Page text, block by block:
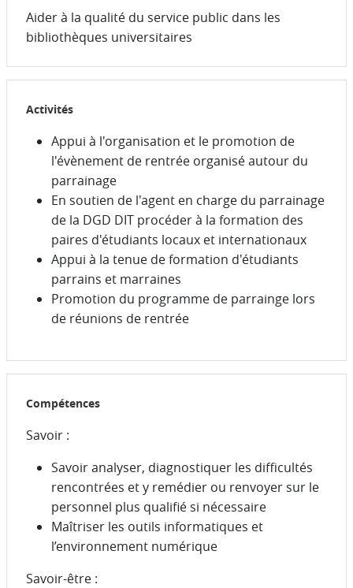
Aider à la qualité du service public dans les
bibliothèques universitaires
Activités
Appui à l'organisation et le promotion de
l'évènement de rentrée organisé autour du
parrainage
En soutien de l'agent en charge du parrainage
de la DGD DIT procéder à la formation des
paires d'étudiants locaux et internationaux
Appui à la tenue de formation d'étudiants
parrains et marraines
Promotion du programme de parrainge lors
de réunions de rentrée
Compétences
Savoir :
Savoir analyser, diagnostiquer les difficultés
rencontrées et y remédier ou renvoyer sur le
personnel plus qualifié si nécessaire
Maîtriser les outils informatiques et
l’environnement numérique
Savoir-être :